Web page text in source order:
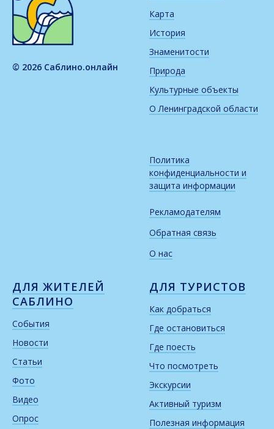
© 2026 Саблино.онлайн
Карта
История
Знаменитости
Природа
Культурные объекты
О Ленинградской области
Политика
конфиденциальности и
защита информации
Рекламодателям
Обратная связь
О нас
ДЛЯ ЖИТЕЛЕЙ
САБЛИНО
События
Новости
Статьи
Фото
Видео
Опрос
ДЛЯ ТУРИСТОВ
Как добраться
Где остановиться
Где поесть
Что посмотреть
Экскурсии
Активный туризм
Полезная информация